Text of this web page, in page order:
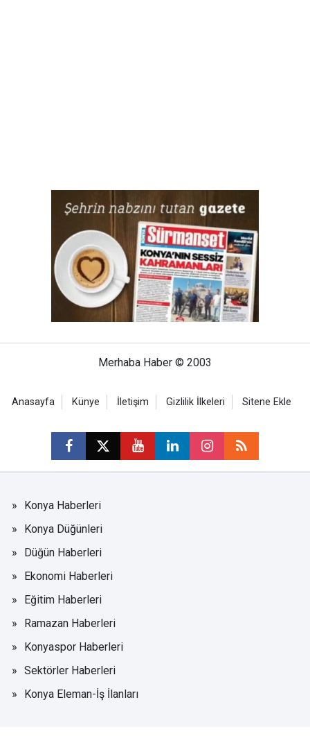
Merhaba Haber © 2003
Anasayfa Künye İletişim Gizlilik İlkeleri Sitene Ekle
Konya Haberleri
Konya Düğünleri
Düğün Haberleri
Ekonomi Haberleri
Eğitim Haberleri
Ramazan Haberleri
Konyaspor Haberleri
Sektörler Haberleri
Konya Eleman-İş İlanları